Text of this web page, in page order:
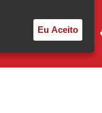
Eu Aceito